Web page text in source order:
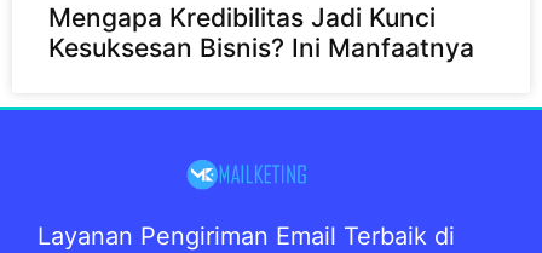
Mengapa Kredibilitas Jadi Kunci
Kesuksesan Bisnis? Ini Manfaatnya
Layanan Pengiriman Email Terbaik di